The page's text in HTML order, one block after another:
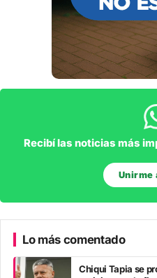
Recibí las noticias más
Unirme
Lo más comentado
Chiqui Tapia se